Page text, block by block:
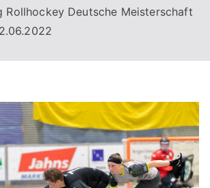
Rollhockey Deutsche Meisterschaft